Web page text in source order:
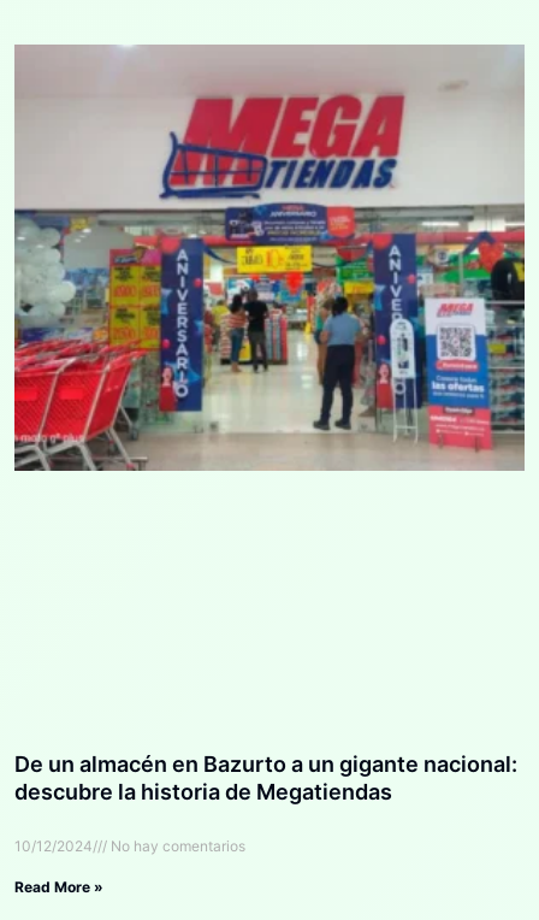
De un almacén en Bazurto a un gigante nacional:
descubre la historia de Megatiendas
10/12/2024 No hay comentarios
Read More »